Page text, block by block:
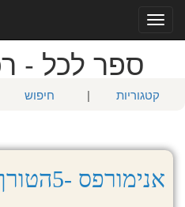
Toggle
navigation
ספר לכל -
קטגוריות | חיפוש
אנימורפס -5הטורף